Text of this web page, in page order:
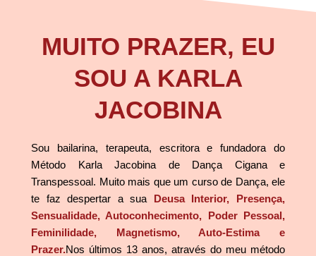
MUITO PRAZER, EU
SOU A KARLA
JACOBINA
Sou bailarina, terapeuta, escritora e fundadora do
Método Karla Jacobina de Dança Cigana e
Transpessoal. Muito mais que um curso de Dança, ele
te faz despertar a sua Deusa Interior, Presença,
Sensualidade, Autoconhecimento, Poder Pessoal,
Feminilidade, Magnetismo, Auto-Estima e
Prazer.Nos últimos 13 anos, através do meu método